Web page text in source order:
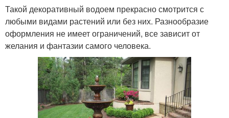
Такой декоративный водоем прекрасно смотрится с
любыми видами растений или без них. Разнообразие
оформления не имеет ограничений, все зависит от
желания и фантазии самого человека.